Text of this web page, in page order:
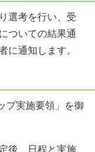
選考を行い、受
ついての結果通
に通知します。
プ実施要領」を御
後、日程と実施